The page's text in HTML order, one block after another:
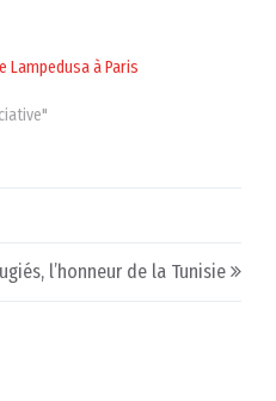
Lampedusa à Paris
l’honneur de la Tunisie